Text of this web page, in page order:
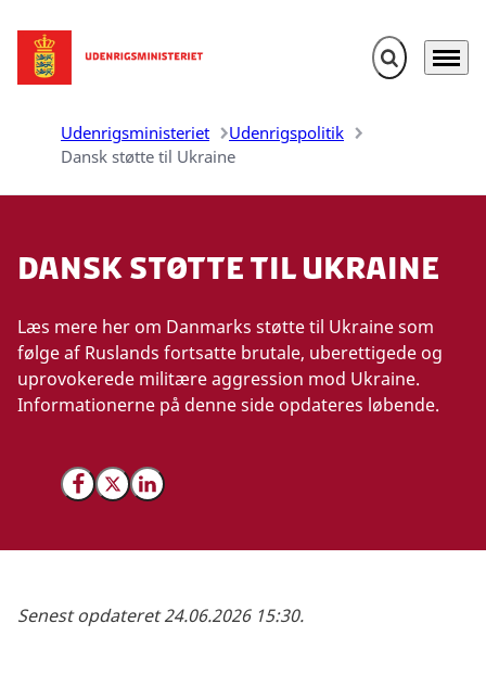
Gå til forsiden Fold søgefelt
Menu
Udenrigsministeriet
Udenrigspolitik
Dansk støtte til Ukraine
Dansk støtte til Ukraine
Del på Facebook
Del på X (Twitter)
Del på LinkedIn
Læs mere her om Danmarks støtte til Ukraine som
følge af Ruslands fortsatte brutale, uberettigede og
uprovokerede militære aggression mod Ukraine.
Informationerne på denne side opdateres løbende.
Senest opdateret 24.06.202615:30.